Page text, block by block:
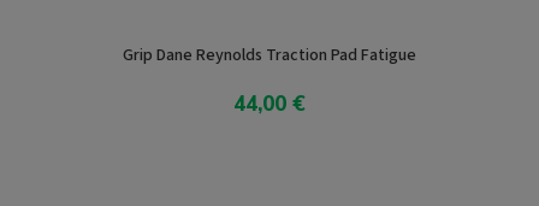
Grip Dane Reynolds Traction Pad Fatigue
44,00 €
In den Warenkorb